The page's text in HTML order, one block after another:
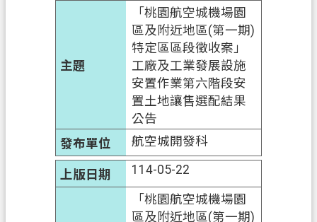
「桃園航空城機場園
區及附近地區(第一期)
特定區區段徵收案」
工廠及工業發展設施
安置作業第六階段安
置土地讓售選配結果
公告
航空城開發科
114-05-22
「桃園航空城機場園
區及附近地區(第一期)